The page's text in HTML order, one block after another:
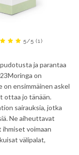
5/5 (1)
ja parantaa
on
on ensimmäinen askel
ottaa jo tänään.
sairauksia, jotka
Ne aiheuttavat
ihmiset voimaan
välipalat,